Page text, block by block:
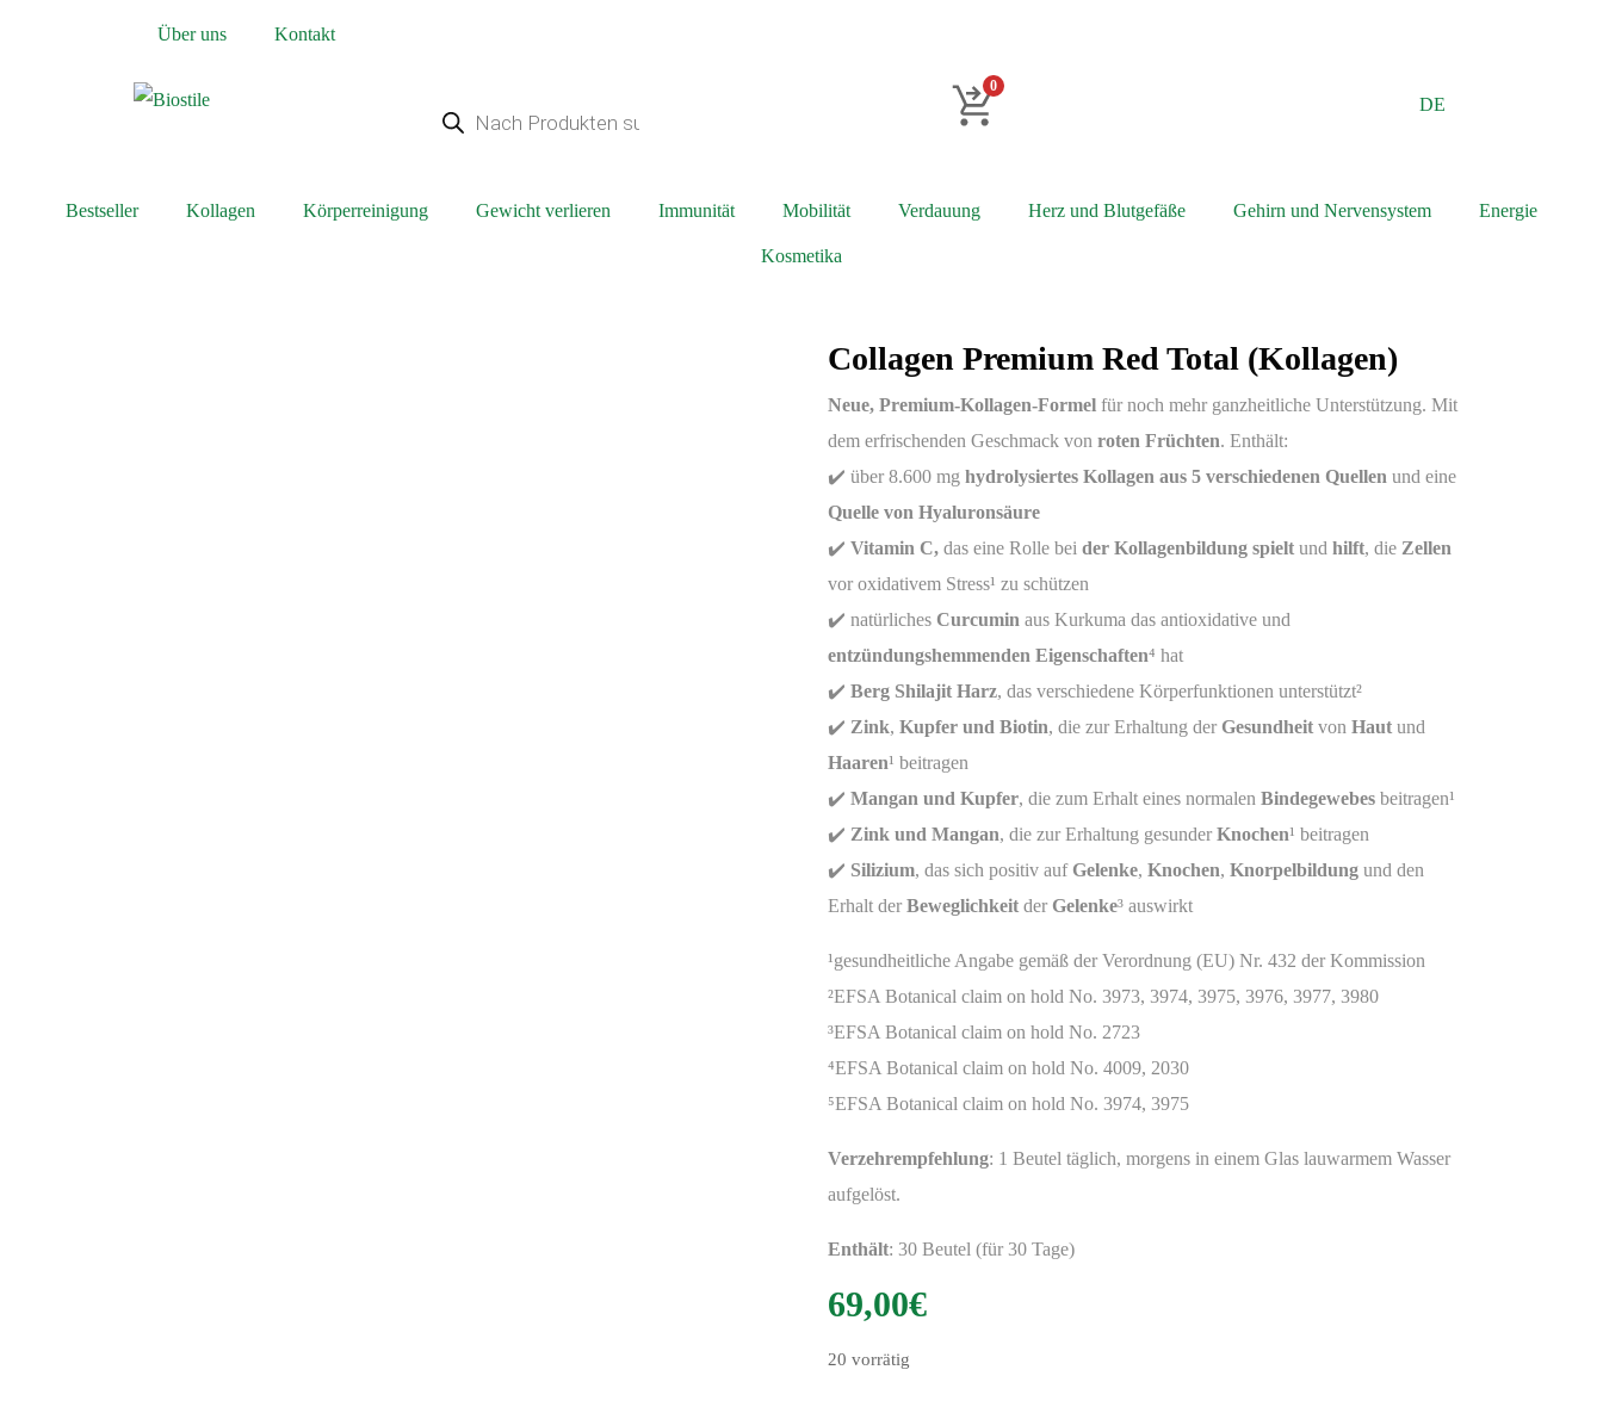
Über uns Kontakt
0
DE
Bestseller Kollagen Körperreinigung Gewicht verlieren Immunität Mobilität Verdauung Herz und Blutgefäße Gehirn und Nervensystem Energie
Kosmetika
Collagen Premium Red Total (Kollagen)
Neue, Premium-Kollagen-Formel für noch mehr ganzheitliche Unterstützung. Mit
dem erfrischenden Geschmack von roten Früchten. Enthält:
✔️ über 8.600 mg hydrolysiertes Kollagen aus 5 verschiedenen Quellen und eine
Quelle von Hyaluronsäure
✔️ Vitamin C, das eine Rolle bei der Kollagenbildung spielt und hilft, die Zellen
vor oxidativem Stress¹ zu schützen
✔️ natürliches Curcumin aus Kurkuma das antioxidative und
entzündungshemmenden Eigenschaften⁴ hat
✔️ Berg Shilajit Harz, das verschiedene Körperfunktionen unterstützt²
✔️ Zink, Kupfer und Biotin, die zur Erhaltung der Gesundheit von Haut und
Haaren¹ beitragen
✔️ Mangan und Kupfer, die zum Erhalt eines normalen Bindegewebes beitragen¹
✔️ Zink und Mangan, die zur Erhaltung gesunder Knochen¹ beitragen
✔️ Silizium, das sich positiv auf Gelenke, Knochen, Knorpelbildung und den
Erhalt der Beweglichkeit der Gelenke³ auswirkt
¹gesundheitliche Angabe gemäß der Verordnung (EU) Nr. 432 der Kommission
²EFSA Botanical claim on hold No. 3973, 3974, 3975, 3976, 3977, 3980
³EFSA Botanical claim on hold No. 2723
⁴EFSA Botanical claim on hold No. 4009, 2030
⁵EFSA Botanical claim on hold No. 3974, 3975
Verzehrempfehlung: 1 Beutel täglich, morgens in einem Glas lauwarmem Wasser
aufgelöst.
Enthält: 30 Beutel (für 30 Tage)
69,00€
20 vorrätig